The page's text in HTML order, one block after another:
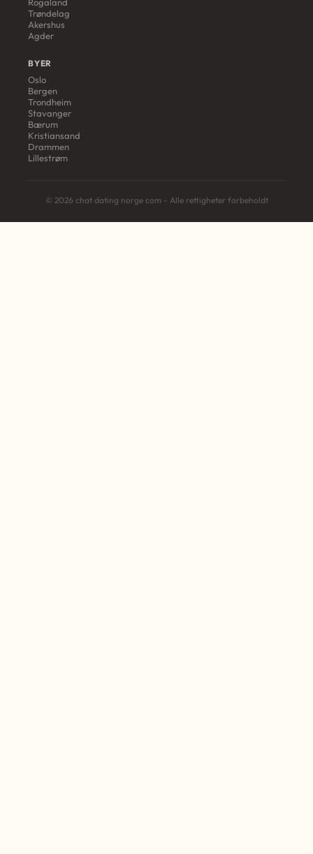
Trøndelag
Akershus
Agder
BYER
Oslo
Bergen
Trondheim
Stavanger
Bærum
Kristiansand
Drammen
Lillestrøm
© 2026 chat dating norge com - Alle rettigheter forbeholdt